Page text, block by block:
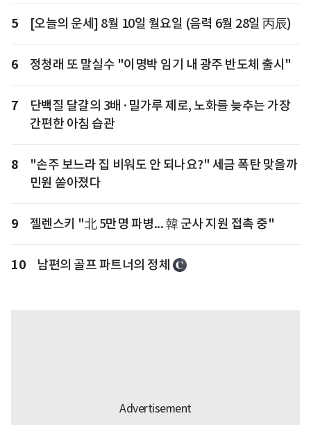
5 [오늘의 운세] 8월 10일 월요일 (음력 6월 28일 丙辰)
6 정청래 또 말실수 "이명박 임기 내 광주 반도체 출시"
7
단백질 달걀의 3배·밀가루 제로, 노화를 늦추는 가장
간편한 아침 습관
8
"손주 보느라 집 비워도 안 되나요?" 세금 폭탄 맞을까
민원 쏟아졌다
9 젤렌스키 "北 5만명 파병... 韓 군사 지원 접촉 중"
10 남편의 골프 파트너의 정체